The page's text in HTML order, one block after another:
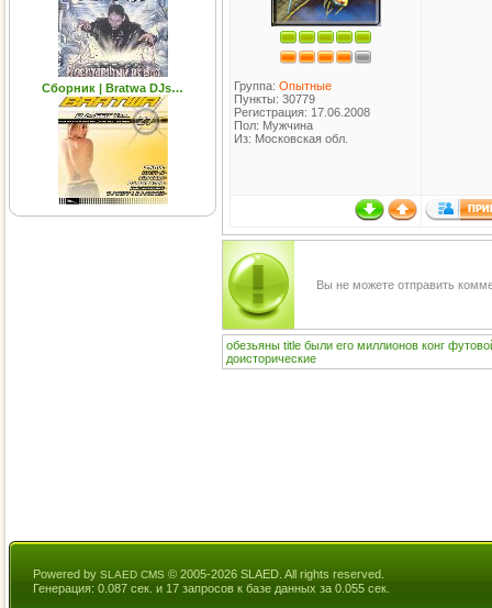
Сборник | Bratwa DJs… Группа: Опытные
Пункты: 30779
Регистрация: 17.06.2008
Пол: Мужчина
Из: Московская обл.
Вы не можете отправить
обезьяны title были его миллионов конг
доисторические
Powered by SLAED CMS © 2005-2026 SLAED. All rights reserved.
Генерация: 0.087 сек. и 17 запросов к базе данных за 0.055 сек.